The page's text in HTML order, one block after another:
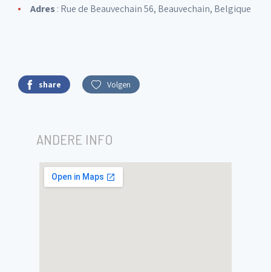
Adres: Rue de Beauvechain 56, Beauvechain, Belgique
share Volgen
ANDERE INFO